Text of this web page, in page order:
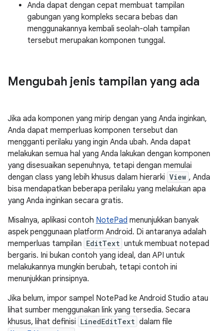
Anda dapat dengan cepat membuat tampilan
gabungan yang kompleks secara bebas dan
menggunakannya kembali seolah-olah tampilan
tersebut merupakan komponen tunggal.
Mengubah jenis tampilan yang ada
Jika ada komponen yang mirip dengan yang Anda inginkan,
Anda dapat memperluas komponen tersebut dan
mengganti perilaku yang ingin Anda ubah. Anda dapat
melakukan semua hal yang Anda lakukan dengan komponen
yang disesuaikan sepenuhnya, tetapi dengan memulai
dengan class yang lebih khusus dalam hierarki View , Anda
bisa mendapatkan beberapa perilaku yang melakukan apa
yang Anda inginkan secara gratis.
Misalnya, aplikasi contoh NotePad menunjukkan banyak
aspek penggunaan platform Android. Di antaranya adalah
memperluas tampilan EditText untuk membuat notepad
bergaris. Ini bukan contoh yang ideal, dan API untuk
melakukannya mungkin berubah, tetapi contoh ini
menunjukkan prinsipnya.
Jika belum, impor sampel NotePad ke Android Studio atau
lihat sumber menggunakan link yang tersedia. Secara
khusus, lihat definisi LinedEditText dalam file